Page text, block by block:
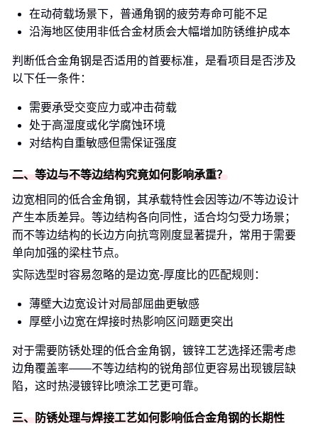
在动荷载场景下，普通角钢的疲劳寿命可能不足
沿海地区使用非低合金材质会大幅增加防锈维护成本
判断低合金角钢是否适用的首要标准，是看项目是否涉及
以下任一条件：
需要承受交变应力或冲击荷载
处于高湿度或化学腐蚀环境
对结构自重敏感但需保证强度
二、等边与不等边结构究竟如何影响承重？
边宽相同的低合金角钢，其承载特性会因等边/不等边设计
产生本质差异。等边结构各向同性，适合均匀受力场景；
而不等边结构的长边方向抗弯刚度显著提升，常用于需要
单向加强的梁柱节点。
实际选型时容易忽略的是边宽-厚度比的匹配规则：
薄壁大边宽设计对局部屈曲更敏感
厚壁小边宽在焊接时热影响区问题更突出
对于需要防锈处理的低合金角钢，镀锌工艺选择还需考虑
边角覆盖率——不等边结构的锐角部位更容易出现镀层缺
陷，这时热浸镀锌比喷涂工艺更可靠。
三、防锈处理与焊接工艺如何影响低合金角钢的长期性